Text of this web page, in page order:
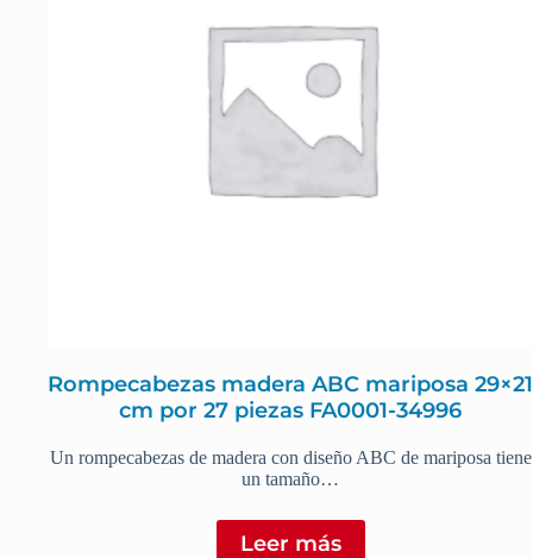
Rompecabezas madera ABC mariposa 29×21
cm por 27 piezas FA0001-34996
Un rompecabezas de madera con diseño ABC de mariposa tiene
un tamaño…
Leer más